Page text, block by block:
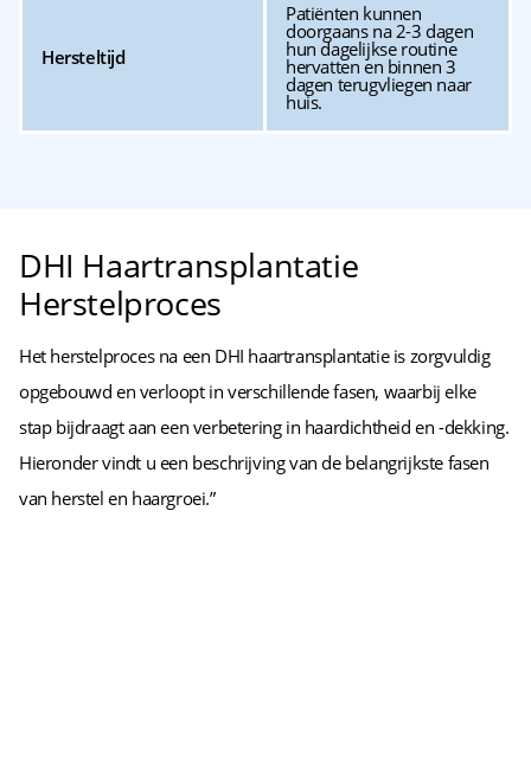
Hersteltijd
Patiënten kunnen
doorgaans na 2-3 dagen
hun dagelijkse routine
hervatten en binnen 3
dagen terugvliegen naar
huis.
DHI Haartransplantatie
Herstelproces
Het herstelproces na een DHI haartransplantatie is zorgvuldig
opgebouwd en verloopt in verschillende fasen, waarbij elke
stap bijdraagt aan een verbetering in haardichtheid en -dekking.
Hieronder vindt u een beschrijving van de belangrijkste fasen
van herstel en haargroei.”